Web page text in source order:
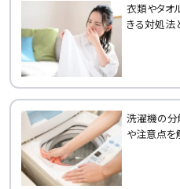
衣類やタオ
きる対処法
洗濯機の分
や注意点を